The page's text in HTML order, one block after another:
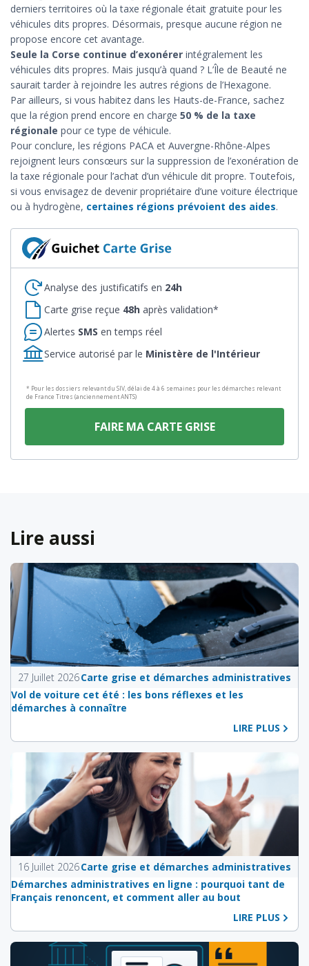
derniers territoires où la taxe régionale était gratuite pour les
véhicules dits propres. Désormais, presque aucune région ne
propose encore cet avantage.
Seule la Corse continue d’exonérer intégralement les
véhicules dits propres. Mais jusqu’à quand ? L’Île de Beauté ne
saurait tarder à rejoindre les autres régions de l’Hexagone.
Par ailleurs, si vous habitez dans les Hauts-de-France, sachez
que la région prend encore en charge 50 % de la taxe
régionale pour ce type de véhicule.
Pour conclure, les régions PACA et Auvergne-Rhône-Alpes
rejoignent leurs consœurs sur la suppression de l’exonération de
la taxe régionale pour l’achat d’un véhicule dit propre. Toutefois,
si vous envisagez de devenir propriétaire d’une voiture électrique
ou à hydrogène, certaines régions prévoient des aides.
Analyse des justificatifs en 24h
Carte grise reçue 48h après validation*
Alertes SMS en temps réel
Service autorisé par le Ministère de l'Intérieur
* Pour les dossiers relevant du SIV, délai de 4 à 6 semaines pour les démarches relevant
de France Titres (anciennement ANTS)
FAIRE MA CARTE GRISE
Lire aussi
27 Juillet 2026Carte grise et démarches administratives
Vol de voiture cet été : les bons réflexes et les
démarches à connaître
LIRE PLUS
16 Juillet 2026Carte grise et démarches administratives
Démarches administratives en ligne : pourquoi tant de
Français renoncent, et comment aller au bout
LIRE PLUS